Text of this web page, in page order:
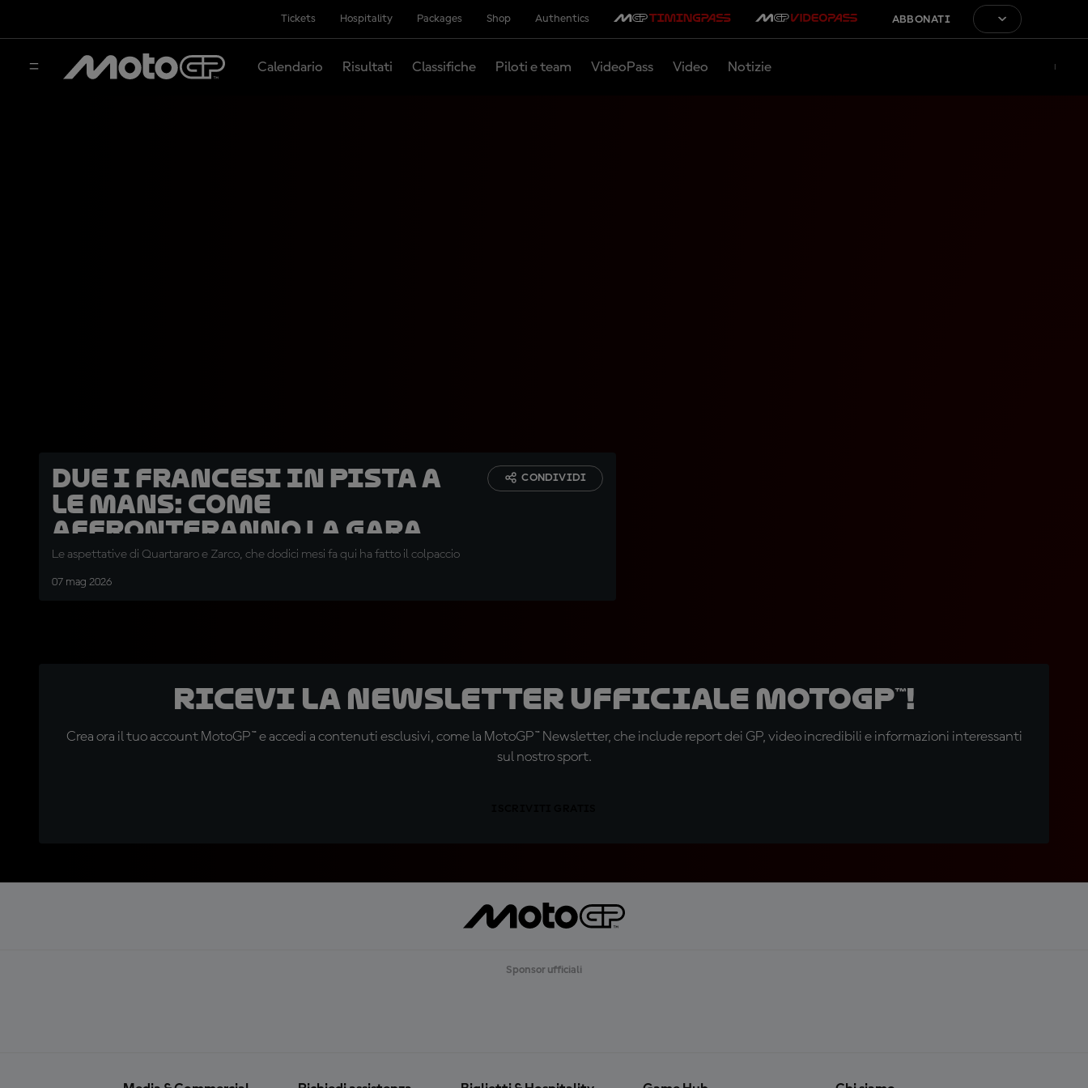
Tickets Hospitality Packages Shop Authentics ABBONATI
Calendario Risultati Classifiche Piloti e team VideoPass Video Notizie
Due i francesi in pista a
Le Mans: come
affronteranno la gara
di casa?
Le aspettative di Quartararo e Zarco, che dodici mesi fa qui ha fatto il colpaccio
07 mag 2026
CONDIVIDI
Ricevi la newsletter ufficiale MotoGP™!
Crea ora il tuo account MotoGP™ e accedi a contenuti esclusivi, come la MotoGP™ Newsletter, che include report dei GP, video incredibili e informazioni interessanti
sul nostro sport.
Sponsor ufficiali